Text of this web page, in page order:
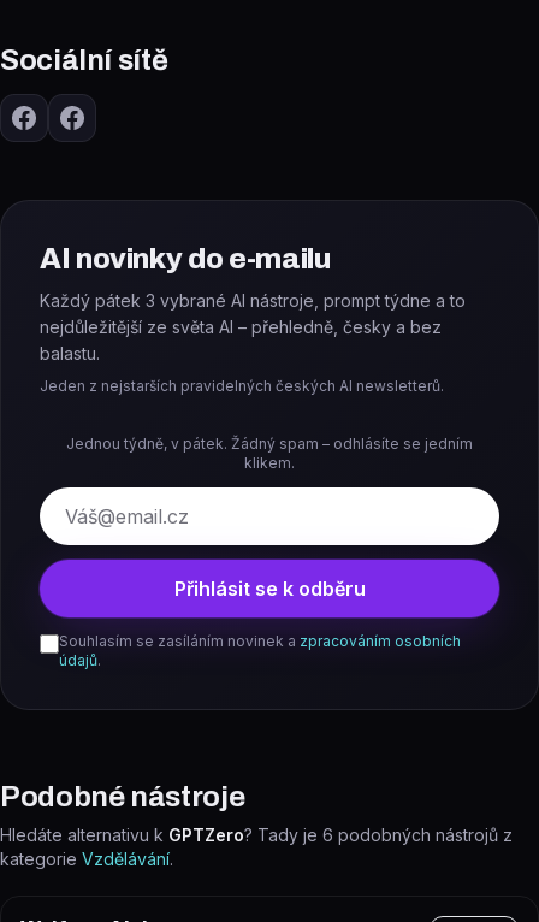
Sociální sítě
AI novinky do e-mailu
Každý pátek 3 vybrané AI nástroje, prompt týdne a to
nejdůležitější ze světa AI – přehledně, česky a bez
balastu.
Jeden z nejstarších pravidelných českých AI newsletterů.
Jednou týdně, v pátek. Žádný spam – odhlásíte se jedním
klikem.
E-mail
Přihlásit se k odběru
Souhlasím se zasíláním novinek a zpracováním osobních
údajů.
Podobné nástroje
Hledáte alternativu k GPTZero? Tady je 6 podobných nástrojů z
kategorie Vzdělávání.